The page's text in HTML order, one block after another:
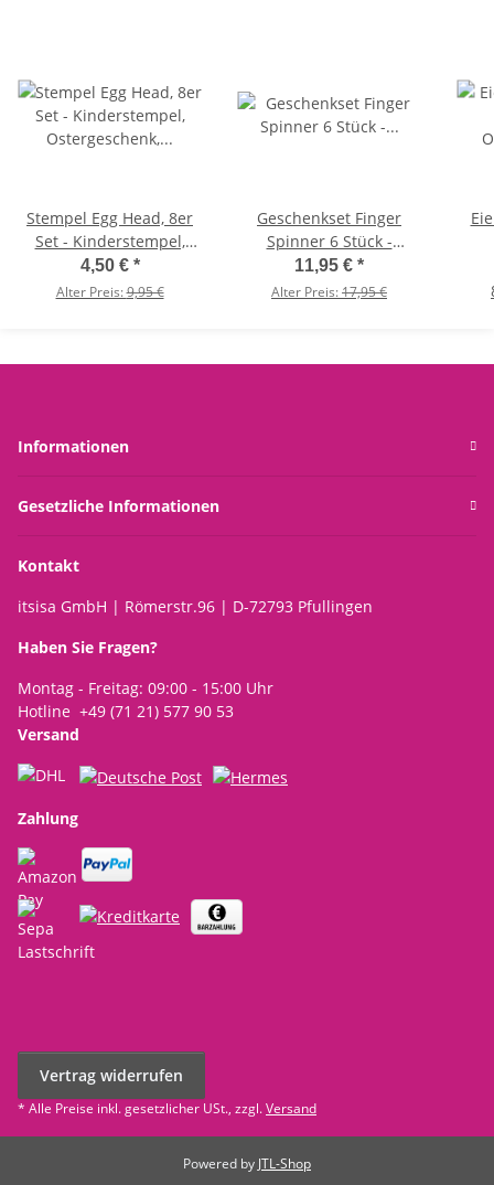
Stempel Egg Head, 8er
Set - Kinderstempel,
Ostergeschenk, Ei,
Ostern, Give Away,
4,50 € *
Alter Preis:9,95 €
Geschenkset Finger
Spinner 6 Stück -
Kindergeburtstag,
Mitgebsel,
11,95 € *
Alter Preis:17,95 €
Informationen
Gesetzliche Informationen
Kontakt
itsisa GmbH | Römerstr.96 | D-72793 Pfullingen
Haben Sie Fragen?
Montag - Freitag: 09:00 - 15:00 Uhr
Hotline +49 (71 21) 577 90 53
Versand
Zahlung
Vertrag widerrufen
* Alle Preise inkl. gesetzlicher USt., zzgl.Versand
Powered by JTL-Shop